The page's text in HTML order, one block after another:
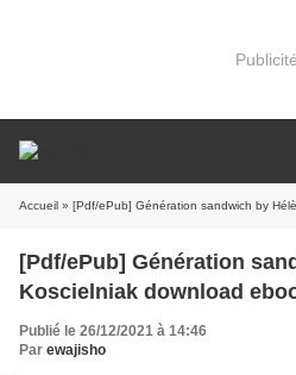
Publicité
Accueil » [Pdf/ePub] Génération sandwich by
[Pdf/ePub] Génération
Koscielniak download
Publié le 26/12/2021 à 14:46
Par ewajisho